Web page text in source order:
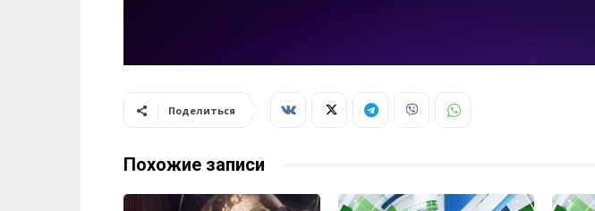
Поделиться
Похожие записи